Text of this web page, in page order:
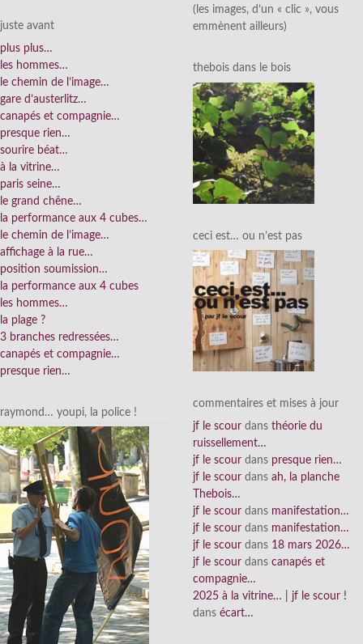
juste avant
plus plus…
les hommes…
le chemin de l’image…
gare d’austerlitz…
canapés et compagnie…
presque rien…
sourire béat…
à la vitrine…
paris seine…
le grand chêne…
la performance aux 4 cubes…
le chemin de l’image…
affichage à la rue…
position soumission…
la performance aux 4 cubes
les hommes…
la plage ?
3 branches redressées…
canapés et compagnie…
presque rien…
raymond… youpi, la police !
(les images, d’un « clic », vous
emmènent ailleurs)
thebois dans le bois
ceci est… ou n’est pas
commentaires et mises à jour
jf le scour dans théorie du
ruissellement…
jf le scour dans presque rien…
jf le scour dans ah, la planche
Thebois…
jf le scour dans manifestation…
jf le scour dans manifestation…
jf le scour dans 18 mars 2026…
jf le scour dans canapés et
compagnie…
2025 à la vitrine… | jf le scour !
dans écart…